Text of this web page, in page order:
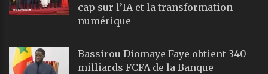
cap sur l’IA et la transformation
numérique
Bassirou Diomaye Faye obtient 340
milliards FCFA de la Banque